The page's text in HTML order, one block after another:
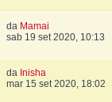
da Mamai
sab 19 set 2020, 10:13
da Inisha
mar 15 set 2020, 18:02